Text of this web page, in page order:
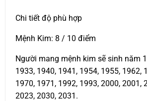
Chi tiết độ phù hợp
Mệnh Kim: 8 / 10 điểm
Người mang mệnh kim sẽ sinh năm
1933, 1940, 1941, 1954, 1955, 1962,
1970, 1971, 1992, 1993, 2000, 2001,
2023, 2030, 2031.